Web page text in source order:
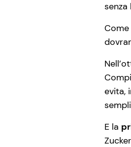
evita,
E la